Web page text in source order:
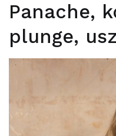
Panache,
plunge,